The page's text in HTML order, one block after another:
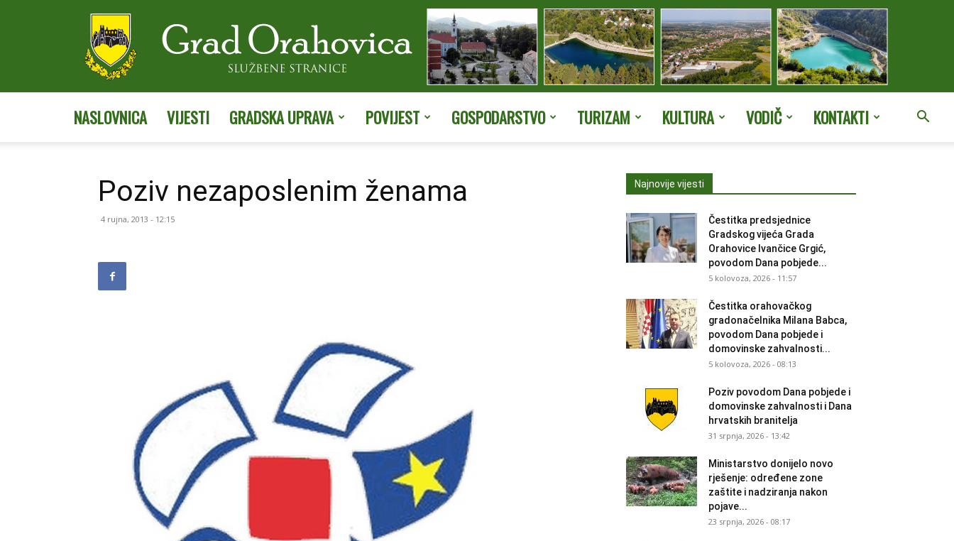
NASLOVNICA VIJESTI GRADSKA UPRAVA POVIJEST GOSPODARSTVO TURIZAM KULTURA VODIČ KONTAKTI
Poziv nezaposlenim ženama
4 rujna, 2013 - 12:15
Najnovije vijesti
Čestitka predsjednice
Gradskog vijeća Grada
Orahovice Ivančice Grgić,
povodom Dana pobjede...
5 kolovoza, 2026 - 11:57
Čestitka orahovačkog
gradonačelnika Milana Babca,
povodom Dana pobjede i
domovinske zahvalnosti...
5 kolovoza, 2026 - 08:13
Poziv povodom Dana pobjede i
domovinske zahvalnosti i Dana
hrvatskih branitelja
31 srpnja, 2026 - 13:42
Ministarstvo donijelo novo
rješenje: određene zone
zaštite i nadziranja nakon
pojave...
23 srpnja, 2026 - 08:17